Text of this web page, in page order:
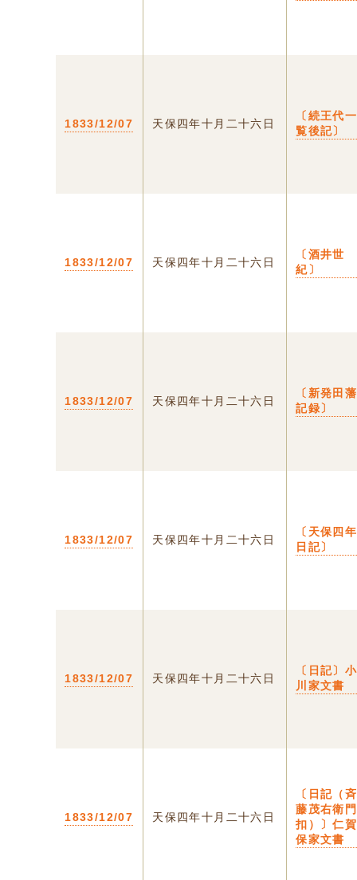
1833/12/07 天保四年十月二十六日
〔続王代一
覧後記〕
1833/12/07 天保四年十月二十六日
〔酒井世
紀〕
1833/12/07 天保四年十月二十六日
〔新発田藩
記録〕
1833/12/07 天保四年十月二十六日
〔天保四年
日記〕
1833/12/07 天保四年十月二十六日
〔日記〕小
川家文書
1833/12/07 天保四年十月二十六日
〔日記（斉
藤茂右衛門
扣）〕仁賀
保家文書